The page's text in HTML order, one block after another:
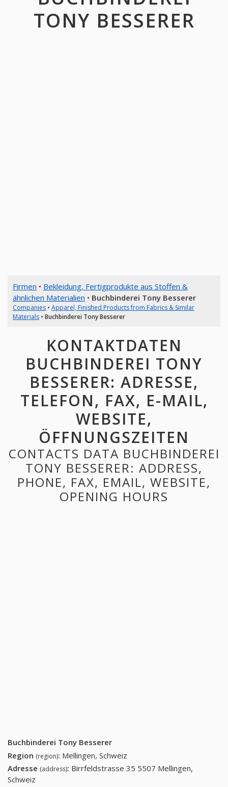
TONY BESSERER
Firmen • Bekleidung, Fertigprodukte aus Stoffen &
ähnlichen Materialien • Buchbinderei Tony Besserer
Companies• Apparel, Finished Products from Fabrics & Similar
Materials• Buchbinderei Tony Besserer
KONTAKTDATEN
BUCHBINDEREI TONY
BESSERER: ADRESSE,
TELEFON, FAX, E-MAIL,
WEBSITE,
ÖFFNUNGSZEITEN
CONTACTS DATA BUCHBINDEREI
TONY BESSERER: ADDRESS,
PHONE, FAX, EMAIL, WEBSITE,
OPENING HOURS
Buchbinderei Tony Besserer
Region (region): Mellingen, Schweiz
Adresse (address): Birrfeldstrasse 35 5507 Mellingen,
Schweiz